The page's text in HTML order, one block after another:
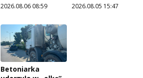
2026.08.06 08:59 2026.08.05 15:47
Betoniarka